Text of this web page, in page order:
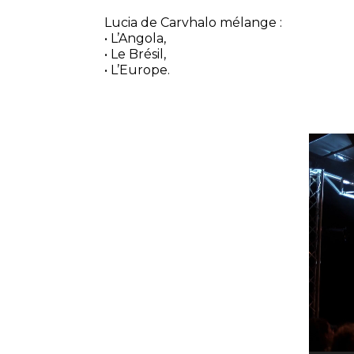
Lucia de Carvhalo mélange :
• L’Angola,
• Le Brésil,
• L’Europe.
vidéo